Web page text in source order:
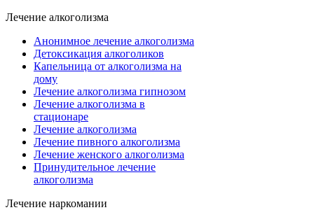
Лечение алкоголизма
Анонимное лечение алкоголизма
Детоксикация алкоголиков
Капельница от алкоголизма на
дому
Лечение алкоголизма гипнозом
Лечение алкоголизма в
стационаре
Лечение алкоголизма
Лечение пивного алкоголизма
Лечение женского алкоголизма
Принудительное лечение
алкоголизма
Лечение наркомании